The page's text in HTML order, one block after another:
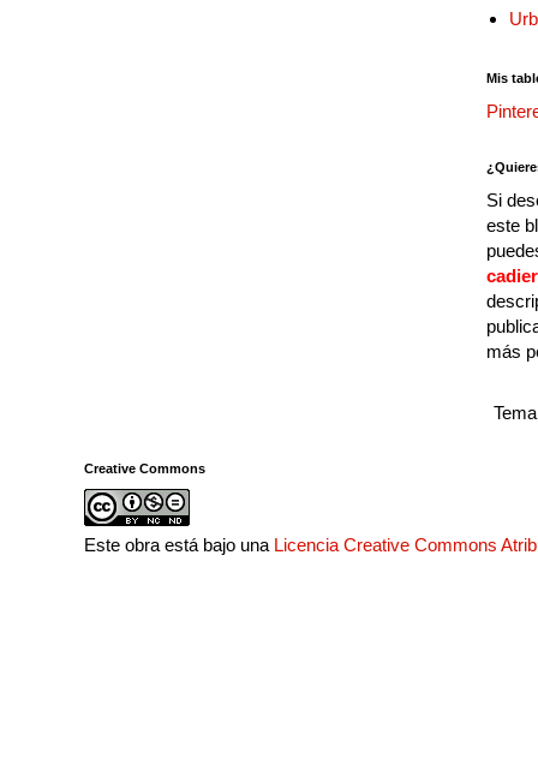
Mis
Si
este
más
Creative Commons
Este obra está bajo una Licencia Creative Commons